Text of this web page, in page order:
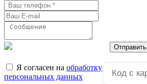
Отправить
Я согласен на обработку
персональных данных